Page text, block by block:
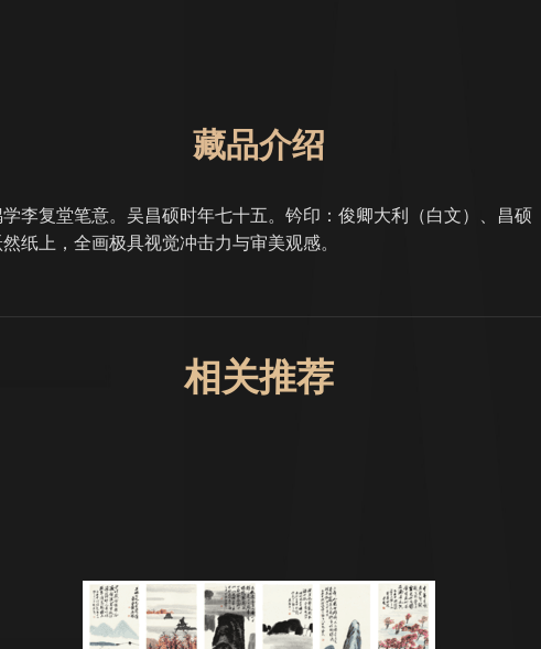
藏品介绍
李复堂笔意。吴昌硕时年七十五。钤印：俊卿大利（白文）、昌
纸上，全画极具视觉冲击力与审美观感。
相关推荐